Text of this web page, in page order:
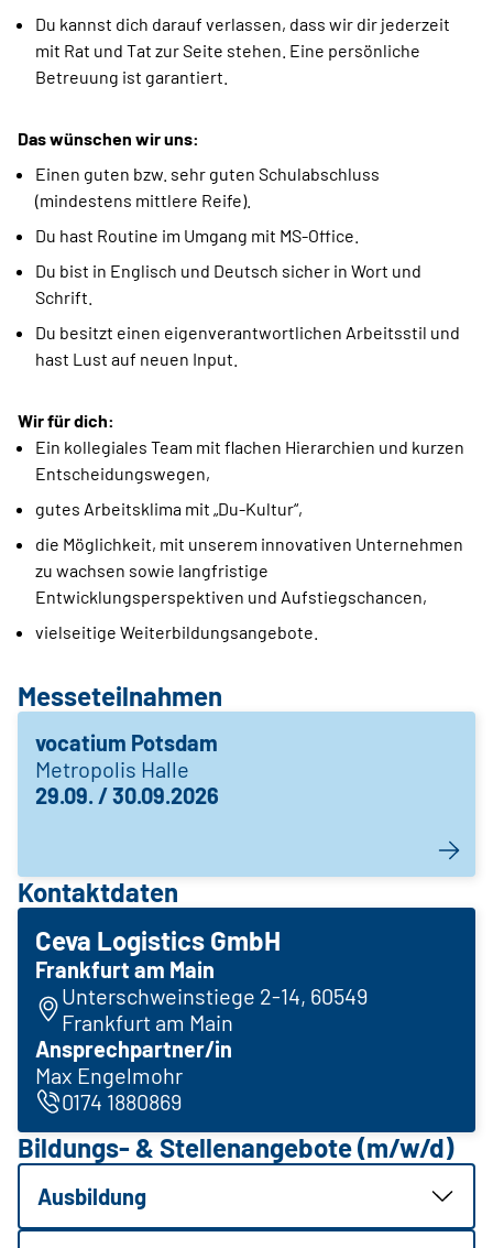
Du kannst dich darauf verlassen, dass wir dir jederzeit
mit Rat und Tat zur Seite stehen. Eine persönliche
Betreuung ist garantiert.
Das wünschen wir uns:
Einen guten bzw. sehr guten Schulabschluss
(mindestens mittlere Reife).
Du hast Routine im Umgang mit MS-Office.
Du bist in Englisch und Deutsch sicher in Wort und
Schrift.
Du besitzt einen eigenverantwortlichen Arbeitsstil und
hast Lust auf neuen Input.
Wir für dich:
Ein kollegiales Team mit flachen Hierarchien und kurzen
Entscheidungswegen,
gutes Arbeitsklima mit „Du-Kultur“,
die Möglichkeit, mit unserem innovativen Unternehmen
zu wachsen sowie langfristige
Entwicklungsperspektiven und Aufstiegschancen,
vielseitige Weiterbildungsangebote.
Messeteilnahmen
vocatium Potsdam
Metropolis Halle
29.09. / 30.09.2026
Kontaktdaten
Ceva Logistics GmbH
Frankfurt am Main
Unterschweinstiege 2-14, 60549
Frankfurt am Main
Ansprechpartner/in
Max Engelmohr
0174 1880869
Bildungs- & Stellenangebote (m/w/d)
Ausbildung